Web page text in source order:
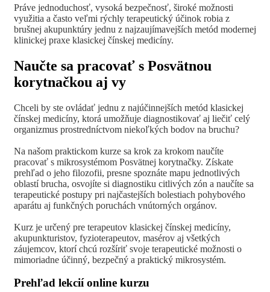
Práve jednoduchosť, vysoká bezpečnosť, široké možnosti
využitia a často veľmi rýchly terapeutický účinok robia z
brušnej akupunktúry jednu z najzaujímavejších metód modernej
klinickej praxe klasickej čínskej medicíny.
Naučte sa pracovať s Posvätnou
korytnačkou aj vy
Chceli by ste ovládať jednu z najúčinnejších metód klasickej
čínskej medicíny, ktorá umožňuje diagnostikovať aj liečiť celý
organizmus prostredníctvom niekoľkých bodov na bruchu?
Na našom praktickom kurze sa krok za krokom naučíte
pracovať s mikrosystémom Posvätnej korytnačky. Získate
prehľad o jeho filozofii, presne spoznáte mapu jednotlivých
oblastí brucha, osvojíte si diagnostiku citlivých zón a naučíte sa
terapeutické postupy pri najčastejších bolestiach pohybového
aparátu aj funkčných poruchách vnútorných orgánov.
Kurz je určený pre terapeutov klasickej čínskej medicíny,
akupunkturistov, fyzioterapeutov, masérov aj všetkých
záujemcov, ktorí chcú rozšíriť svoje terapeutické možnosti o
mimoriadne účinný, bezpečný a praktický mikrosystém.
Prehľad lekcií online kurzu